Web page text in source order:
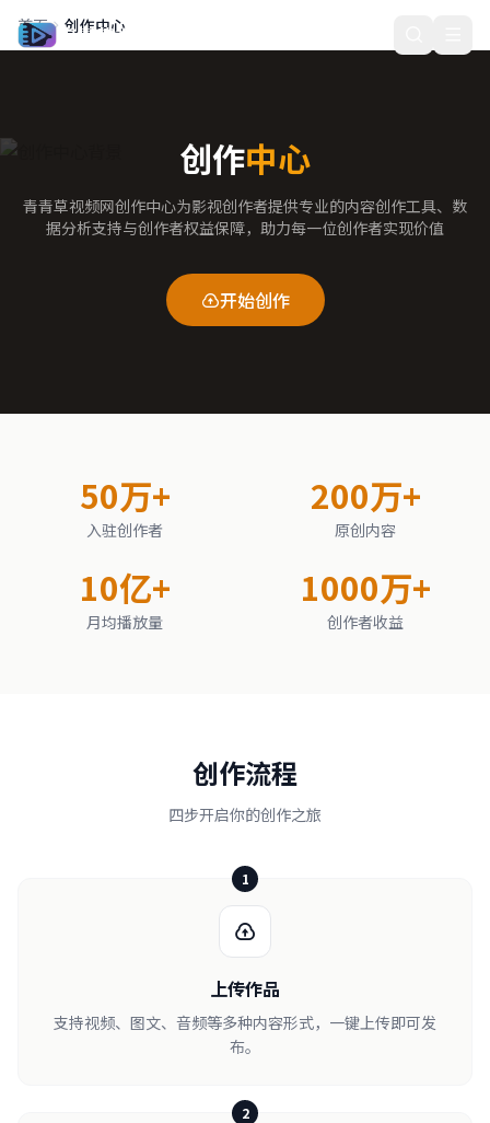
青青草视频网
首页 创作中心
创作中心
青青草视频网创作中心为影视创作者提供专业的内容创作工具、数
据分析支持与创作者权益保障，助力每一位创作者实现价值
开始创作
50万+
入驻创作者
200万+
原创内容
10亿+
月均播放量
1000万+
创作者收益
创作流程
四步开启你的创作之旅
1
上传作品
支持视频、图文、音频等多种内容形式，一键上传即可发
布。
2